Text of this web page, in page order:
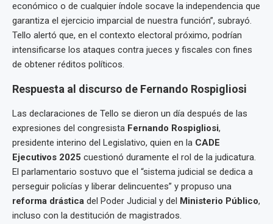
económico o de cualquier índole socave la independencia que
garantiza el ejercicio imparcial de nuestra función”, subrayó.
Tello alertó que, en el contexto electoral próximo, podrían
intensificarse los ataques contra jueces y fiscales con fines
de obtener réditos políticos.
Respuesta al discurso de Fernando Rospigliosi
Las declaraciones de Tello se dieron un día después de las
expresiones del congresista Fernando Rospigliosi,
presidente interino del Legislativo, quien en la CADE
Ejecutivos 2025 cuestionó duramente el rol de la judicatura.
El parlamentario sostuvo que el “sistema judicial se dedica a
perseguir policías y liberar delincuentes” y propuso una
reforma drástica del Poder Judicial y del Ministerio Público,
incluso con la destitución de magistrados.